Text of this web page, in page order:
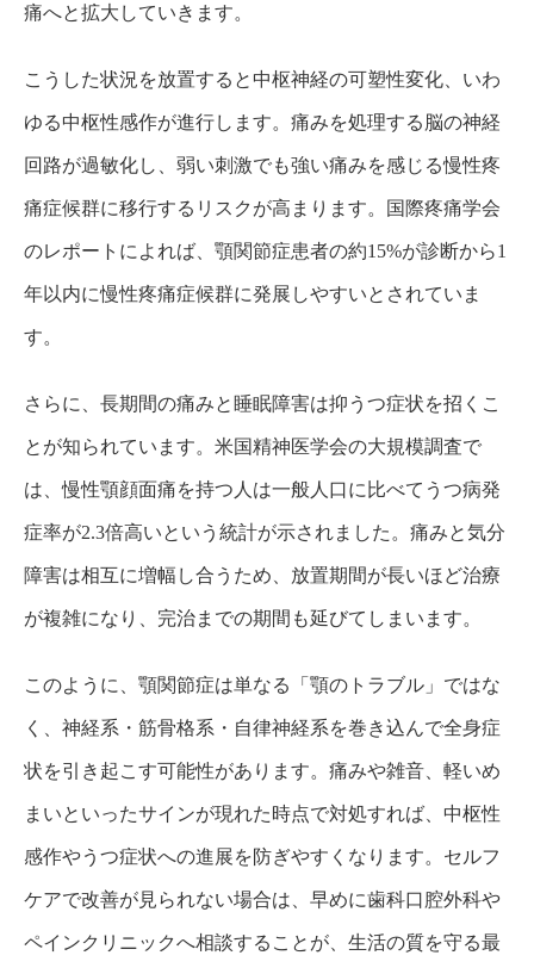
痛へと拡大していきます。
こうした状況を放置すると中枢神経の可塑性変化、いわ
ゆる中枢性感作が進行します。痛みを処理する脳の神経
回路が過敏化し、弱い刺激でも強い痛みを感じる慢性疼
痛症候群に移行するリスクが高まります。国際疼痛学会
のレポートによれば、顎関節症患者の約15%が診断から1
年以内に慢性疼痛症候群に発展しやすいとされていま
す。
さらに、長期間の痛みと睡眠障害は抑うつ症状を招くこ
とが知られています。米国精神医学会の大規模調査で
は、慢性顎顔面痛を持つ人は一般人口に比べてうつ病発
症率が2.3倍高いという統計が示されました。痛みと気分
障害は相互に増幅し合うため、放置期間が長いほど治療
が複雑になり、完治までの期間も延びてしまいます。
このように、顎関節症は単なる「顎のトラブル」ではな
く、神経系・筋骨格系・自律神経系を巻き込んで全身症
状を引き起こす可能性があります。痛みや雑音、軽いめ
まいといったサインが現れた時点で対処すれば、中枢性
感作やうつ症状への進展を防ぎやすくなります。セルフ
ケアで改善が見られない場合は、早めに歯科口腔外科や
ペインクリニックへ相談することが、生活の質を守る最